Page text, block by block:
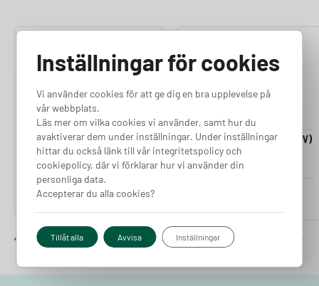
Laddkabel 5-20m (11kW)
Finns i lager
Pris från
2 380kr
Laddkabel 5-20m (22kW)
Finns i lager
Inställningar för cookies
Vi använder cookies för att ge dig en bra upplevelse på
vår webbplats.
Läs mer om vilka cookies vi använder, samt hur du
avaktiverar dem under inställningar. Under inställningar
hittar du också länk till vår integritetspolicy och
cookiepolicy, där vi förklarar hur vi använder din
personliga data.
Accepterar du alla cookies?
Tillåt alla Avvisa Inställningar